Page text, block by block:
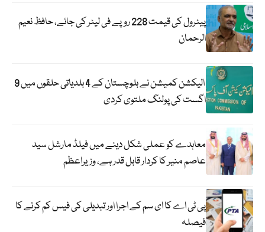
پیٹرول کی قیمت 228 روپے فی لیٹر کی جائے، حافظ نعیم
الرحمان
الیکشن کمیشن نے بلوچستان کے 4 بلدیاتی حلقوں میں 9
اگست کی پولنگ ملتوی کردی
معاہدے کو عملی شکل دینے میں فیلڈ مارشل سید
عاصم منیر کا کردار قابل قدر ہے، وزیراعظم
پی ٹی اے کا ای سم کے اجرا اور تبدیلی کی فیس کم کرنے کا
فیصلہ